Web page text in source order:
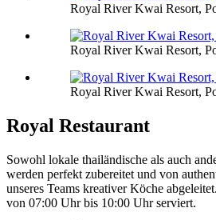
Royal River Kwai Resort,
Royal River Kwai Resort,
Royal River Kwai Resort,
Royal Restaurant
Sowohl lokale thailändische als auch
werden perfekt zubereitet und von
unseres Teams kreativer Köche
von 07:00 Uhr bis 10:00 Uhr serviert.